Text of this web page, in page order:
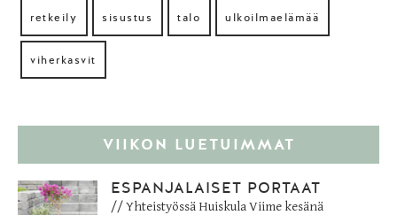
retkeily sisustus talo ulkoilmaelämää
viherkasvit
VIIKON LUETUIMMAT
ESPANJALAISET PORTAAT
// Yhteistyössä Huiskula Viime kesänä